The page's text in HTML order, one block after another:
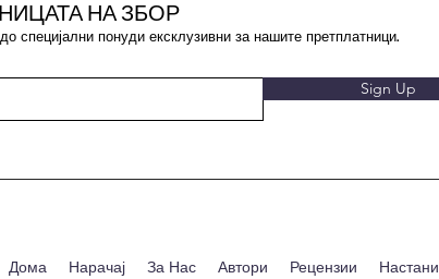
НА ЗБОР
специјални понуди ексклузивни за нашите претплатници.
Sign Up
Дома Нарачај За Нас Автори Рецензии Настани